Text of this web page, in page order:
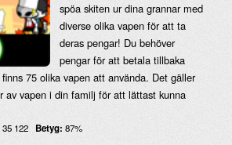
spöa skiten ur dina grannar med
diverse olika vapen för att ta
deras pengar! Du behöver
pengar för att betala tillbaka
75 olika vapen att använda. Det gäller
av vapen i din familj för att lättast kunna
35 122 Betyg: 87%